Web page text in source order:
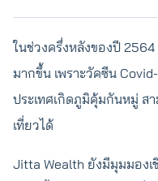
ในช่วงครึ่งหลังของปี
มากขึ้น เพราะวัคซีน
ประเทศเกิดภูมิคุ้มกันหมู่ ส
เที่ยวได้
Jitta Wealth ยังมีมุมมอง